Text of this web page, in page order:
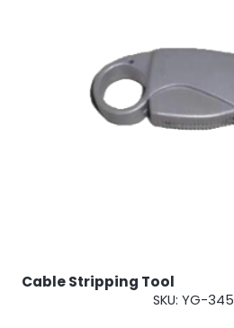
Sentinel
Monitor del rumore del
Cable Stripping Tool
SKU: YG-